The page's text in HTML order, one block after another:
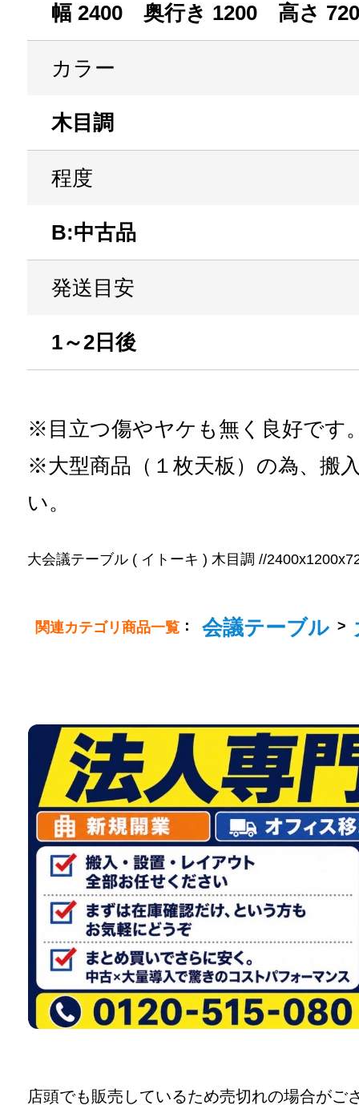
幅 2400 奥行き 1200 高さ 720
カラー
木目調
程度
B:中古品
発送目安
1～2日後
※目立つ傷やヤケも無く良好です
※大型商品（１枚天板）の為、搬
い。
大会議テーブル ( イトーキ ) 木目調 //
関連カテゴリ商品一覧 ： 会議テーブル >
店頭でも販売しているため売切れの場合がご